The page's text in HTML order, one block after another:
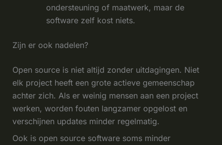
ondersteuning of maatwerk, maar de
software zelf kost niets.
Zijn er ook nadelen?
Open source is niet altijd zonder uitdagingen. Niet
elk project heeft een grote actieve gemeenschap
achter zich. Als er weinig mensen aan een project
werken, worden fouten langzamer opgelost en
verschijnen updates minder regelmatig.
Ook is open source software soms minder